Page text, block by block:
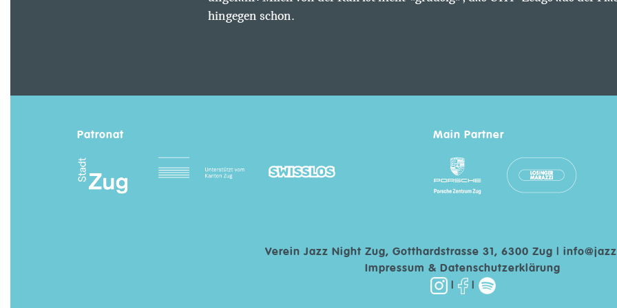
hingegen schon.
Patronat Main Partner
Verein Jazz Night Zug, Gotthardstrasse 31, 6300 Zug |
Impressum & Datenschutzerklärung
|
|